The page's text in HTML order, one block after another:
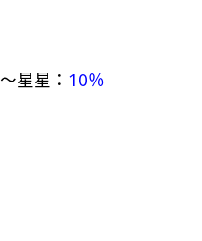
～星星： 10％